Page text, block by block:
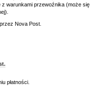
warunkami przewoźnika (może się
Nova Post.
płatności.